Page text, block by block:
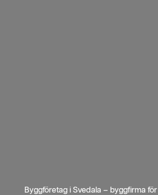
Byggföretag i Svedala – byggfirma